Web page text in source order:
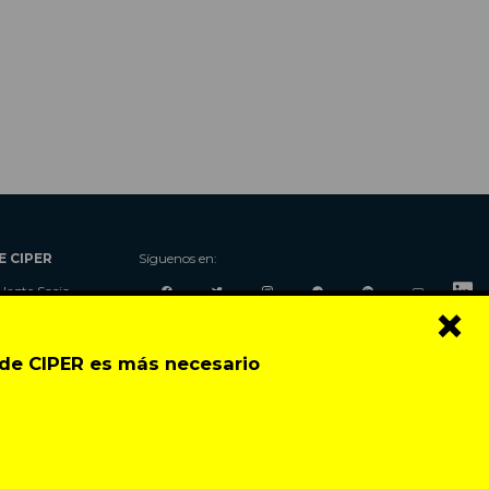
CIPER es más necesario
×
CIPER
Socio
Contacto
Síguenos en: